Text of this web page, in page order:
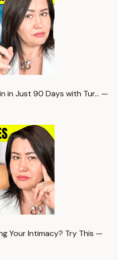
in Just 90 Days with Tur… —
Your Intimacy? Try This —